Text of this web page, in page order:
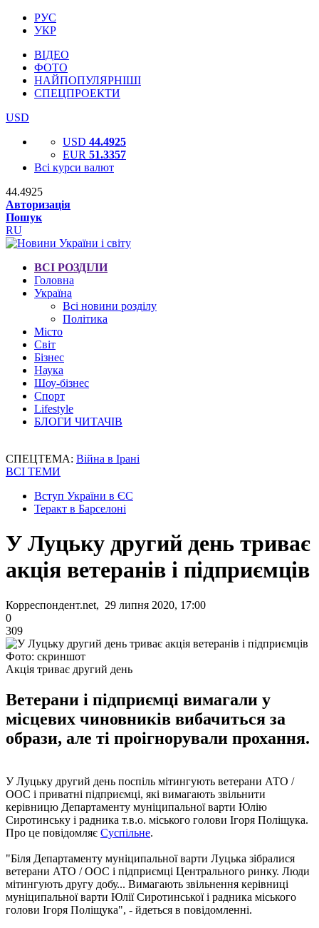
РУС
УКР
ВІДЕО
ФОТО
НАЙПОПУЛЯРНІШІ
СПЕЦПРОЕКТИ
USD
USD 44.4925
EUR 51.3357
Всі курси валют
44.4925
Авторизація
Пошук
RU
ВСІ РОЗДІЛИ
Головна
Україна
Всі новини розділу
Політика
Місто
Світ
Бізнес
Наука
Шоу-бізнес
Спорт
Lifestyle
БЛОГИ ЧИТАЧІВ
СПЕЦТЕМА: Війна в Ірані
ВСІ ТЕМИ
Вступ України в ЄС
Теракт в Барселоні
У Луцьку другий день триває
акція ветеранів і підприємців
Корреспондент.net, 29 липня 2020, 17:00
0
309
Фото: скриншот
Акція триває другий день
Ветерани і підприємці вимагали у
місцевих чиновників вибачиться за
образи, але ті проігнорували прохання.
У Луцьку другий день поспіль мітингують ветерани АТО /
ООС і приватні підприємці, які вимагають звільнити
керівницю Департаменту муніципальної варти Юлію
Сиротинську і радника т.в.о. міського голови Ігоря Поліщука.
Про це повідомляє Суспільне.
"Біля Департаменту муніципальної варти Луцька зібралися
ветерани АТО / ООС і підприємці Центрального ринку. Люди
мітингують другу добу... Вимагають звільнення керівниці
муніципальної варти Юлії Сиротинської і радника міського
голови Ігоря Поліщука", - йдеться в повідомленні.